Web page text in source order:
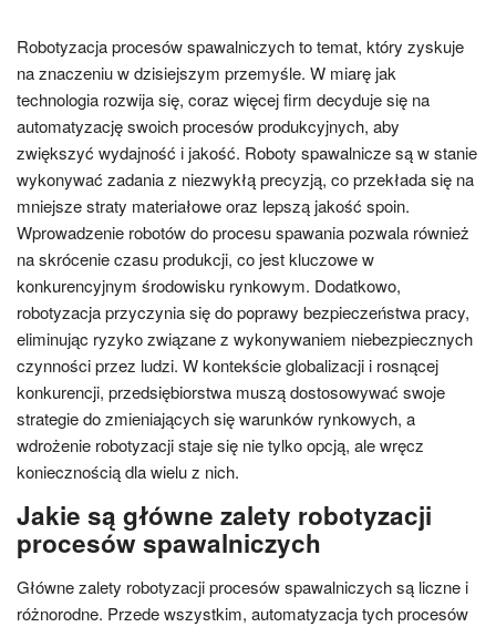
Robotyzacja procesów spawalniczych to temat, który zyskuje
na znaczeniu w dzisiejszym przemyśle. W miarę jak
technologia rozwija się, coraz więcej firm decyduje się na
automatyzację swoich procesów produkcyjnych, aby
zwiększyć wydajność i jakość. Roboty spawalnicze są w stanie
wykonywać zadania z niezwykłą precyzją, co przekłada się na
mniejsze straty materiałowe oraz lepszą jakość spoin.
Wprowadzenie robotów do procesu spawania pozwala również
na skrócenie czasu produkcji, co jest kluczowe w
konkurencyjnym środowisku rynkowym. Dodatkowo,
robotyzacja przyczynia się do poprawy bezpieczeństwa pracy,
eliminując ryzyko związane z wykonywaniem niebezpiecznych
czynności przez ludzi. W kontekście globalizacji i rosnącej
konkurencji, przedsiębiorstwa muszą dostosowywać swoje
strategie do zmieniających się warunków rynkowych, a
wdrożenie robotyzacji staje się nie tylko opcją, ale wręcz
koniecznością dla wielu z nich.
Jakie są główne zalety robotyzacji
procesów spawalniczych
Główne zalety robotyzacji procesów spawalniczych są liczne i
różnorodne. Przede wszystkim, automatyzacja tych procesów